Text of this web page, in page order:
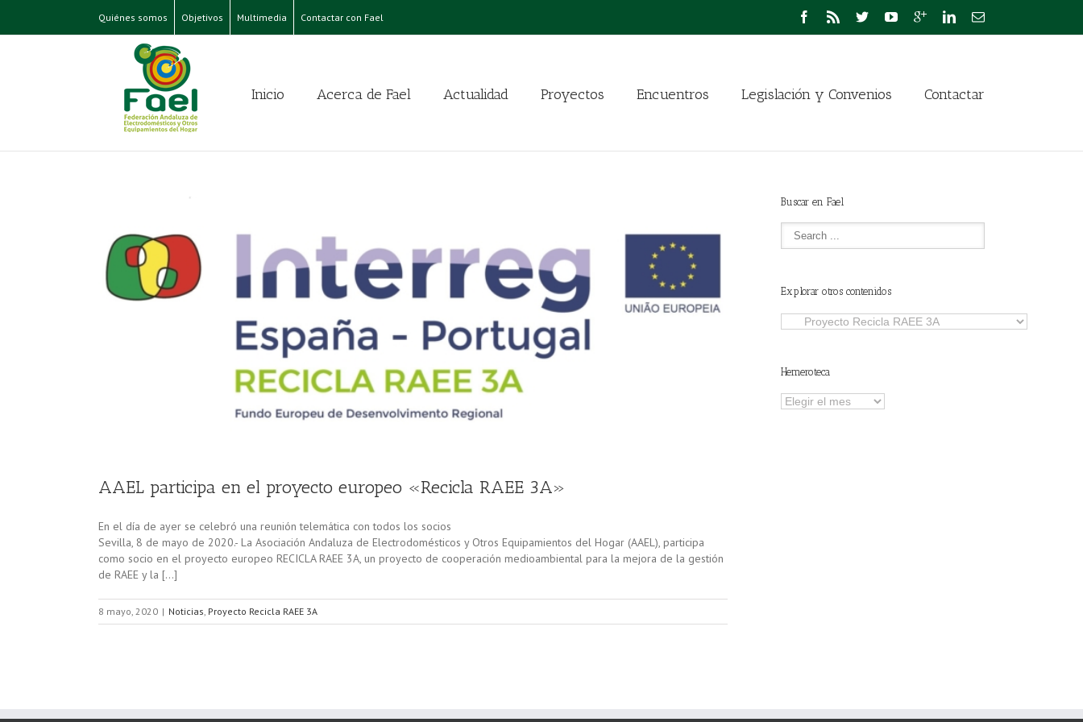
Quiénes somos Objetivos Multimedia Contactar con Fael
Inicio Acerca de Fael Actualidad Proyectos Encuentros Legislación y Convenios Contactar
AAEL participa en el proyecto europeo «Recicla RAEE 3A»
En el día de ayer se celebró una reunión telemática con todos los socios
Sevilla, 8 de mayo de 2020.- La Asociación Andaluza de Electrodomésticos y Otros Equipamientos del Hogar (AAEL), participa
como socio en el proyecto europeo RECICLA RAEE 3A, un proyecto de cooperación medioambiental para la mejora de la gestión
de RAEE y la […]
8 mayo, 2020 | Noticias Proyecto Recicla RAEE 3A
Buscar en Fael
Explorar otros contenidos
Explorar
Hemeroteca
Hemeroteca